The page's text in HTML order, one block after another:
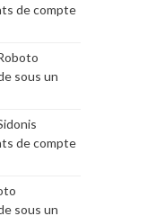
de compte
sous un
de compte
sous un